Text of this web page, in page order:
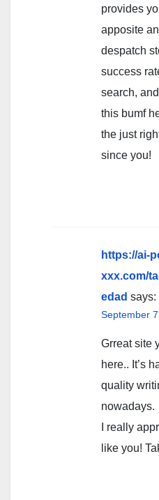
provides
apposite
despatch
success
search,
this bumf
the just
since you!
https://ai-
xxx.com/
edad says:
September
Grreat site
here.. It’s
quality
nowadays.
I really
like you!